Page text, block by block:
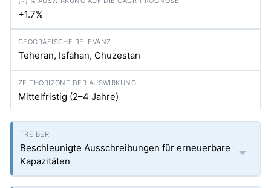
+1.7%
Teheran, Isfahan, Chuzestan
Mittelfristig (2–4 Jahre)
Beschleunigte Ausschreibungen für erneuerbare
Kapazitäten